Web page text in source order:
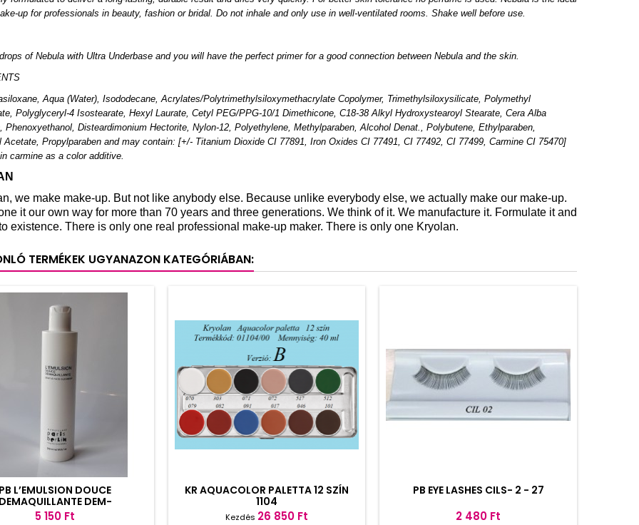
up for professionals in beauty, fashion or bridal. Do not inhale and only use in well-ventilated rooms. Shake well before use.
of Nebula with Ultra Underbase and you will have the perfect primer for a good connection between Nebula and the skin.
Aqua (Water), Isododecane, Acrylates/Polytrimethylsiloxymethacrylate Copolymer, Trimethylsiloxysilicate, Polymethyl
Polyglyceryl-4 Isostearate, Hexyl Laurate, Cetyl PEG/PPG-10/1 Dimethicone, C18-38 Alkyl Hydroxystearoyl Stearate, Cera Alba
Phenoxyethanol, Disteardimonium Hectorite, Nylon-12, Polyethylene, Methylparaben, Alcohol Denat., Polybutene, Ethylparaben,
Acetate, Propylparaben and may contain: [+/- Titanium Dioxide CI 77891, Iron Oxides CI 77491, CI 77492, CI 77499, Carmine CI 75470]
carmine as a color additive.
we make make-up. But not like anybody else. Because unlike everybody else, we actually make our make-up.
it our own way for more than 70 years and three generations. We think of it. We manufacture it. Formulate it and
existence. There is only one real professional make-up maker. There is only one Kryolan.
TERMÉKEK UGYANAZON KATEGÓRIÁBAN:
PB L’EMULSION DOUCE
DEMAQUILLANTE DEM-
Ár
5 150 Ft
KR AQUACOLOR PALETTA 12 SZÍN
1104
Kezdés Ár
26 850 Ft
PB EYE LASHES CILS- 2 - 27
Ár
2 480 Ft